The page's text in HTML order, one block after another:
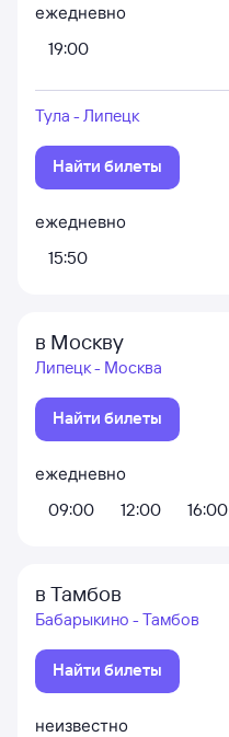
ежедневно
19:00
Тула - Липецк
Найти билеты
ежедневно
15:50
в Москву
Липецк - Москва
Найти билеты
ежедневно
09:00
12:00 16:00
в Тамбов
Бабарыкино - Тамбов
Найти билеты
неизвестно